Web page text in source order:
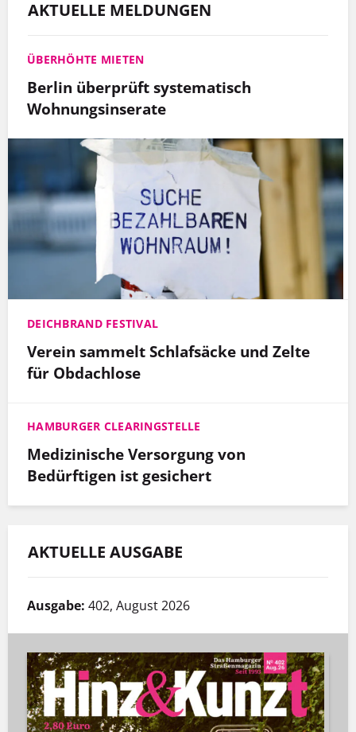
AKTUELLE MELDUNGEN
ÜBERHÖHTE MIETEN
Berlin überprüft systematisch
Wohnungsinserate
DEICHBRAND FESTIVAL
Verein sammelt Schlafsäcke und Zelte
für Obdachlose
HAMBURGER CLEARINGSTELLE
Medizinische Versorgung von
Bedürftigen ist gesichert
AKTUELLE AUSGABE
Ausgabe: 402, August 2026